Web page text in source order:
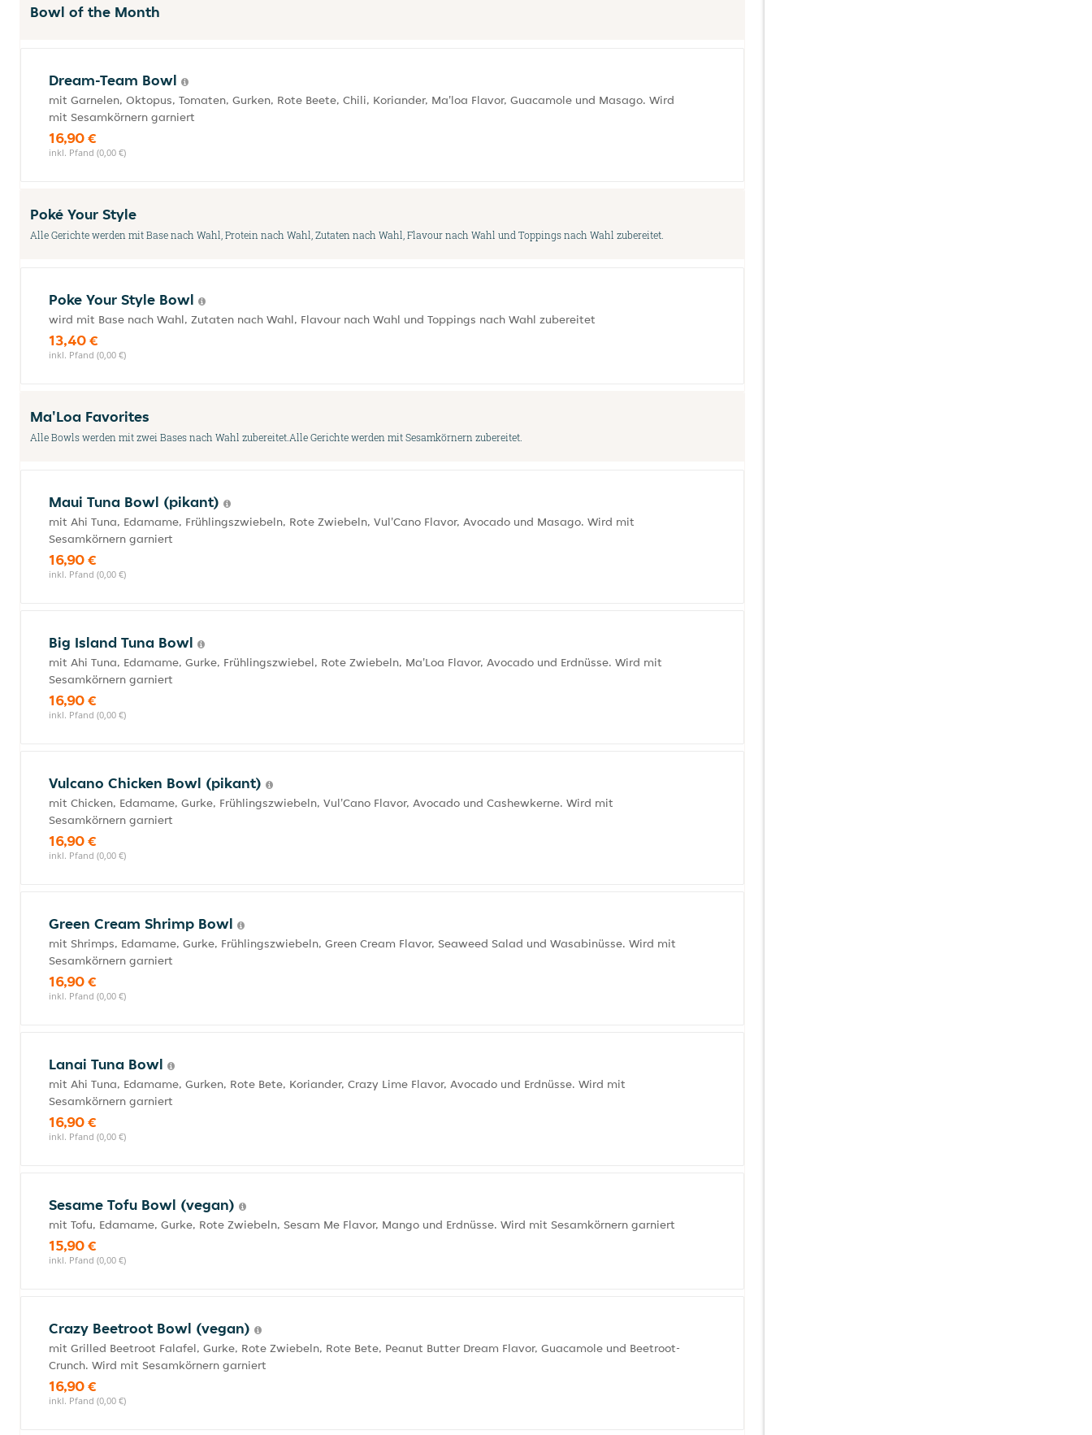
Bowl of the Month
Dream-Team Bowl
mit Garnelen, Oktopus, Tomaten, Gurken, Rote Beete, Chili, Koriander, Ma'loa Flavor, Guacamole und Masago. Wird
mit Sesamkörnern garniert
16,90 €
inkl. Pfand (0,00 €)
Poké Your Style
Alle Gerichte werden mit Base nach Wahl, Protein nach Wahl, Zutaten nach Wahl, Flavour nach Wahl und Toppings nach Wahl zubereitet.
Poke Your Style Bowl
wird mit Base nach Wahl, Zutaten nach Wahl, Flavour nach Wahl und Toppings nach Wahl zubereitet
13,40 €
inkl. Pfand (0,00 €)
Ma'Loa Favorites
Alle Bowls werden mit zwei Bases nach Wahl zubereitet.Alle Gerichte werden mit Sesamkörnern zubereitet.
Maui Tuna Bowl (pikant)
mit Ahi Tuna, Edamame, Frühlingszwiebeln, Rote Zwiebeln, Vul'Cano Flavor, Avocado und Masago. Wird mit
Sesamkörnern garniert
16,90 €
inkl. Pfand (0,00 €)
Big Island Tuna Bowl
mit Ahi Tuna, Edamame, Gurke, Frühlingszwiebel, Rote Zwiebeln, Ma'Loa Flavor, Avocado und Erdnüsse. Wird mit
Sesamkörnern garniert
16,90 €
inkl. Pfand (0,00 €)
Vulcano Chicken Bowl (pikant)
mit Chicken, Edamame, Gurke, Frühlingszwiebeln, Vul'Cano Flavor, Avocado und Cashewkerne. Wird mit
Sesamkörnern garniert
16,90 €
inkl. Pfand (0,00 €)
Green Cream Shrimp Bowl
mit Shrimps, Edamame, Gurke, Frühlingszwiebeln, Green Cream Flavor, Seaweed Salad und Wasabinüsse. Wird mit
Sesamkörnern garniert
16,90 €
inkl. Pfand (0,00 €)
Lanai Tuna Bowl
mit Ahi Tuna, Edamame, Gurken, Rote Bete, Koriander, Crazy Lime Flavor, Avocado und Erdnüsse. Wird mit
Sesamkörnern garniert
16,90 €
inkl. Pfand (0,00 €)
Sesame Tofu Bowl (vegan)
mit Tofu, Edamame, Gurke, Rote Zwiebeln, Sesam Me Flavor, Mango und Erdnüsse. Wird mit Sesamkörnern garniert
15,90 €
inkl. Pfand (0,00 €)
Crazy Beetroot Bowl (vegan)
mit Grilled Beetroot Falafel, Gurke, Rote Zwiebeln, Rote Bete, Peanut Butter Dream Flavor, Guacamole und Beetroot-
Crunch. Wird mit Sesamkörnern garniert
16,90 €
inkl. Pfand (0,00 €)